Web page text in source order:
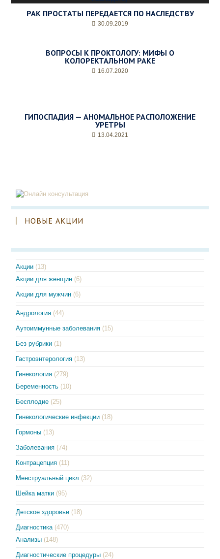
РАК ПРОСТАТЫ ПЕРЕДАЕТСЯ ПО НАСЛЕДСТВУ
30.09.2019
ВОПРОСЫ К ПРОКТОЛОГУ: МИФЫ О
КОЛОРЕКТАЛЬНОМ РАКЕ
16.07.2020
ГИПОСПАДИЯ — АНОМАЛЬНОЕ РАСПОЛОЖЕНИЕ
УРЕТРЫ
13.04.2021
НОВЫЕ АКЦИИ
Акции (13)
Акции для женщин (6)
Акции для мужчин (6)
Андрология (44)
Аутоиммунные заболевания (15)
Без рубрики (1)
Гастроэнтерология (13)
Гинекология (279)
Беременность (10)
Бесплодие (25)
Гинекологические инфекции (18)
Гормоны (13)
Заболевания (74)
Контрацепция (11)
Менструальный цикл (32)
Шейка матки (95)
Детское здоровье (18)
Диагностика (470)
Анализы (148)
Диагностические процедуры (24)